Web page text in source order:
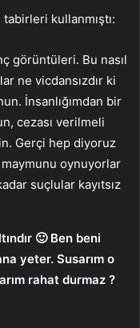
kullanmıştı:
görüntüleri. Bu nasıl
ne vicdansızdır ki
İnsanlığımdan bir
cezası verilmeli
Gerçi hep diyoruz
oynuyorlar
suçlular kayıtsız
🙂 Ben beni
yeter. Susarım o
rahat durmaz ?